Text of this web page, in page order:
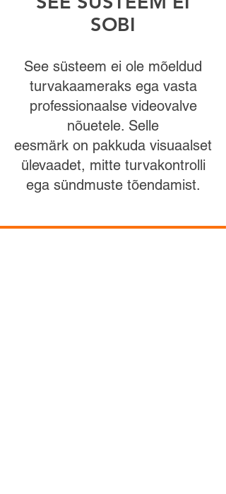
SOBI
See süsteem ei ole mõeldud
turvakaameraks ega vasta
professionaalse videovalve
nõuetele. Selle
eesmärk on pakkuda visuaalset
ülevaadet, mitte turvakontrolli
ega sündmuste tõendamist.